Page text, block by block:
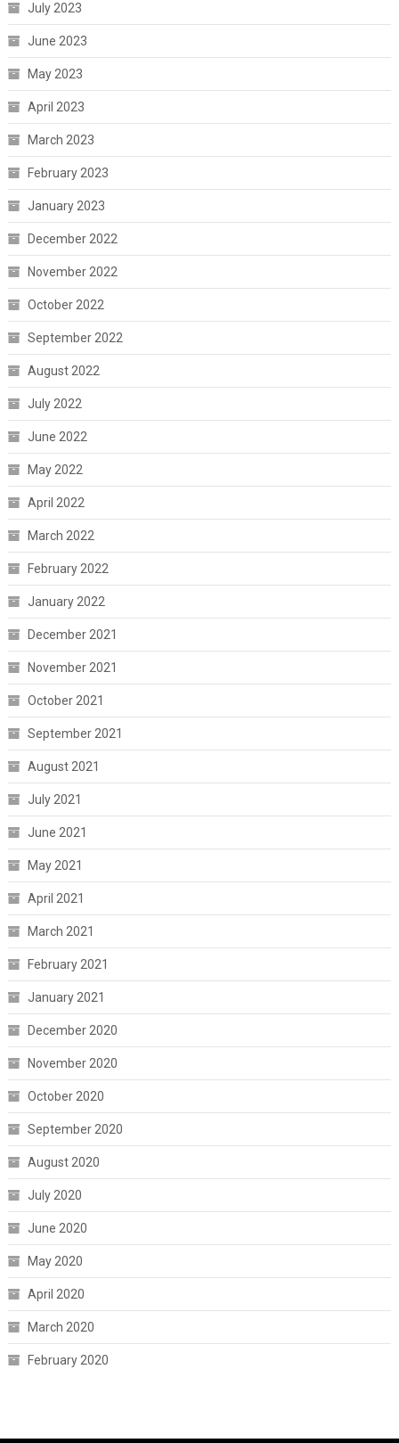
July 2023
June 2023
May 2023
April 2023
March 2023
February 2023
January 2023
December 2022
November 2022
October 2022
September 2022
August 2022
July 2022
June 2022
May 2022
April 2022
March 2022
February 2022
January 2022
December 2021
November 2021
October 2021
September 2021
August 2021
July 2021
June 2021
May 2021
April 2021
March 2021
February 2021
January 2021
December 2020
November 2020
October 2020
September 2020
August 2020
July 2020
June 2020
May 2020
April 2020
March 2020
February 2020